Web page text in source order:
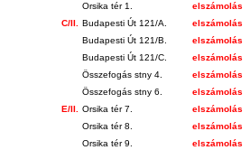
Orsika tér 1.
elszámolás
C/II. Budapesti Út 121/A. elszámolás
Budapesti Út 121/B.
elszámolás
Budapesti Út 121/C.
elszámolás
Összefogás stny 4.
elszámolás
Összefogás stny 6.
elszámolás
E/II. Orsika tér 7. elszámolás
Orsika tér 8.
elszámolás
Orsika tér 9.
elszámolás